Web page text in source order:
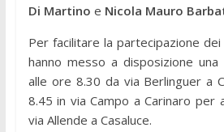
Di Martino e Nicola Mauro
Per facilitare la partecipazione
hanno messo a disposizione
alle ore 8.30 da via Berlinguer a
8.45 in via Campo a Carinaro per
via Allende a Casaluce.